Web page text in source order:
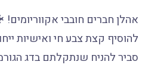
אהלן חברים חובבי
להוסיף קצת צבע חי ואישיות
סביר להניח שנתקלתם בדג